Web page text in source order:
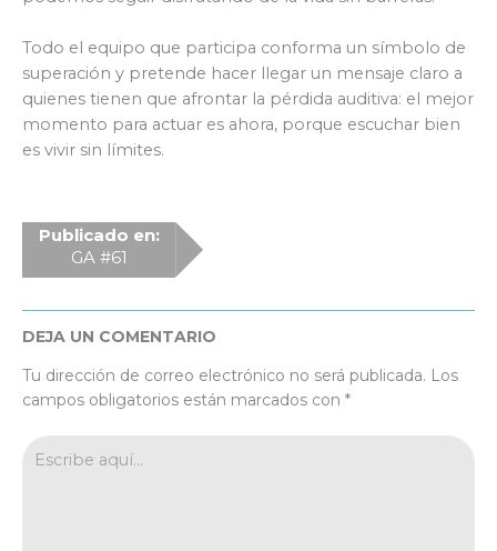
Todo el equipo que participa conforma un símbolo de
superación y pretende hacer llegar un mensaje claro a
quienes tienen que afrontar la pérdida auditiva: el mejor
momento para actuar es ahora, porque escuchar bien
es vivir sin límites.
Publicado en:
GA #61
DEJA UN COMENTARIO
Tu dirección de correo electrónico no será publicada. Los
campos obligatorios están marcados con *